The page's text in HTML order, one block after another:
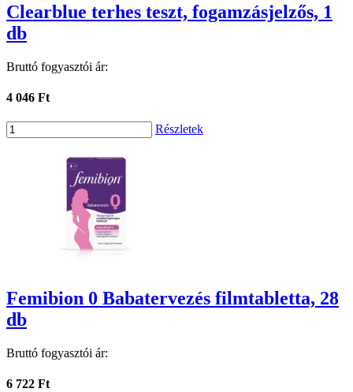
Clearblue terhes teszt, fogamzásjelzős, 1
db
Bruttó fogyasztói ár:
4 046 Ft
Részletek
Femibion 0 Babatervezés filmtabletta, 28
db
Bruttó fogyasztói ár:
6 722 Ft